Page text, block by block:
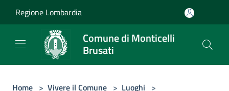
Regione Lombardia
Comune di Monticelli
Brusati
Home > Vivere il Comune > Luoghi >